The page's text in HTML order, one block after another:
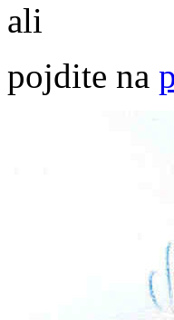
ali
pojdite na